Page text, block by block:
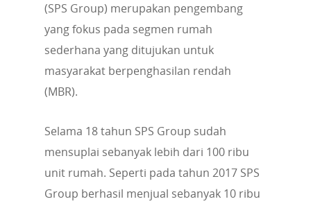
(SPS Group) merupakan pengembang
yang fokus pada segmen rumah
sederhana yang ditujukan untuk
masyarakat berpenghasilan rendah
(MBR).
Selama 18 tahun SPS Group sudah
mensuplai sebanyak lebih dari 100 ribu
unit rumah. Seperti pada tahun 2017 SPS
Group berhasil menjual sebanyak 10 ribu